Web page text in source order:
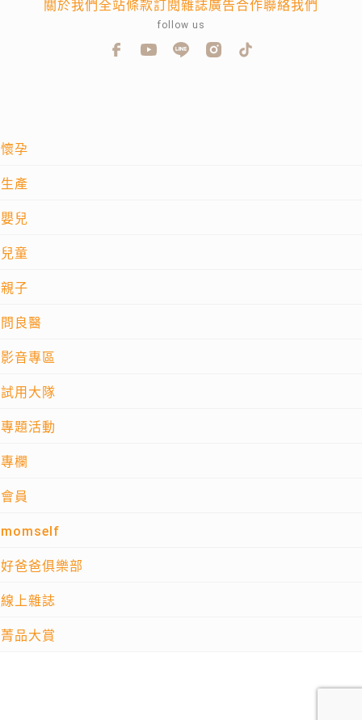
懷孕
生產
嬰兒
兒童
親子
問良醫
影音專區
試用大隊
專題活動
專欄
會員
momself
好爸爸俱樂部
線上雜誌
菁品大賞
關於我們全站條款訂閱雜誌廣告合作聯絡我們
follow us